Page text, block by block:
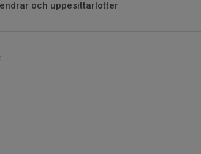
och uppesittarlotter